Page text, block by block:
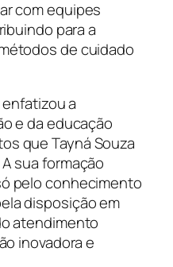
com equipes
para a
de cuidado
a
e da educação
que Tayná Souza
sua formação
pelo conhecimento
disposição em
atendimento
inovadora e